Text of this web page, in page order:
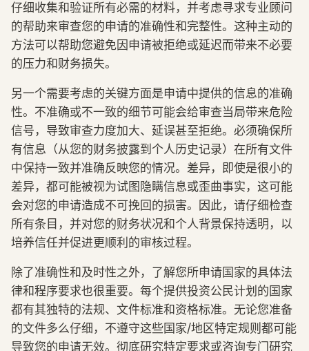
仔细收集和验证所有必需的材料，并考虑寻求专业顾问
的帮助来审查您的申请的准确性和完整性。这种主动的
方法可以帮助您避免因申请被拒绝或延迟而带来不必要
的压力和财务损失。
另一个需要考虑的关键方面是申请中提供的信息的准确
性。不准确或不一致的细节可能会给审查当局带来危险
信号，导致审查力度加大、延误甚至拒绝。必须确保所
有信息（从您的财务披露到个人历史记录）在所有文件
中保持一致并准确反映您的情况。差异，即使是很小的
差异，都可能被视为试图隐瞒信息或歪曲事实，这可能
会对您的申请造成不可挽回的损害。因此，请仔细检查
所有条目，并对您的财务状况和个人背景保持透明，以
培养信任并促进更顺利的审核过程。
除了准确性和及时性之外，了解您所申请国家的具体法
律和程序要求也很重要。每个提供投资公民计划的国家
都有其独特的法规、文件标准和资格标准。无论您准备
的文件多么仔细，不遵守这些国家/地区特定规则都可能
导致您的申请无效。彻底研究特定要求或咨询专门研究